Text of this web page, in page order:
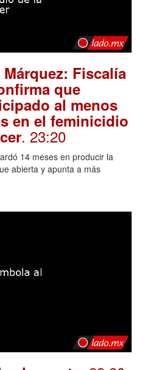
Fiscalía
que
al menos
en el feminicidio
. 23:20
14 meses en producir la
abierta y apunta a más